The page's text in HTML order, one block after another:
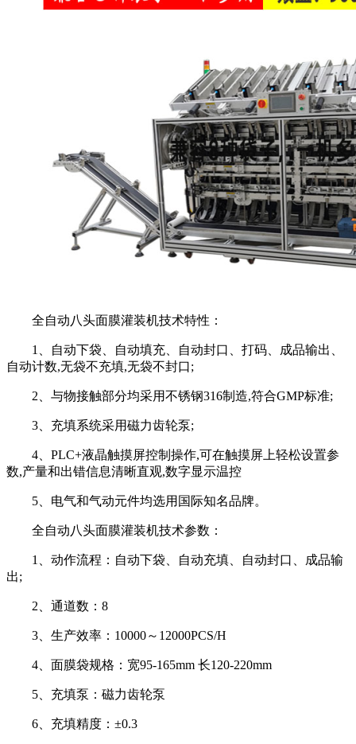
全自动八头面膜灌装机技术特性：
1、自动下袋、自动填充、自动封口、打码、成品输出、
自动计数,无袋不充填,无袋不封口;
2、与物接触部分均采用不锈钢316制造,符合GMP标准;
3、充填系统采用磁力齿轮泵;
4、PLC+液晶触摸屏控制操作,可在触摸屏上轻松设置参
数,产量和出错信息清晰直观,数字显示温控
5、电气和气动元件均选用国际知名品牌。
全自动八头面膜灌装机技术参数：
1、动作流程：自动下袋、自动充填、自动封口、成品输
出;
2、通道数：8
3、生产效率：10000～12000PCS/H
4、面膜袋规格：宽95-165mm 长120-220mm
5、充填泵：磁力齿轮泵
6、充填精度：±0.3